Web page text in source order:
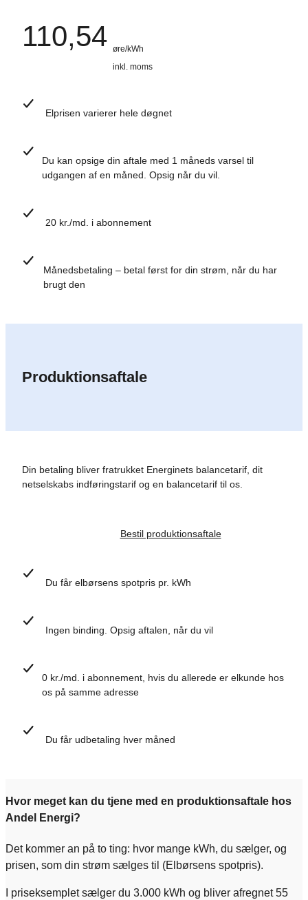
110,54 øre/kWh
inkl. moms
Elprisen varierer hele døgnet
Du kan opsige din aftale med 1 måneds varsel til
udgangen af en måned. Opsig når du vil.
20 kr./md. i abonnement
Månedsbetaling – betal først for din strøm, når du har
brugt den
Produktionsaftale
Din betaling bliver fratrukket Energinets balancetarif, dit
netselskabs indføringstarif og en balancetarif til os.
Bestil produktionsaftale
Du får elbørsens spotpris pr. kWh
Ingen binding. Opsig aftalen, når du vil
0 kr./md. i abonnement, hvis du allerede er elkunde hos
os på samme adresse
Du får udbetaling hver måned
Hvor meget kan du tjene med en produktionsaftale hos
Andel Energi?
Det kommer an på to ting: hvor mange kWh, du sælger, og
prisen, som din strøm sælges til (Elbørsens spotpris).
I priseksemplet sælger du 3.000 kWh og bliver afregnet 55